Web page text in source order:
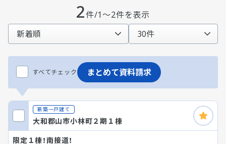
2件/1～2件を表示
すべてチェック まとめて資料請求
新築一戸建て
大和郡山市小林町２期１棟
限定１棟！南接道！